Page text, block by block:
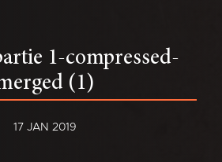
1-compressed-
(1)
17 JAN 2019